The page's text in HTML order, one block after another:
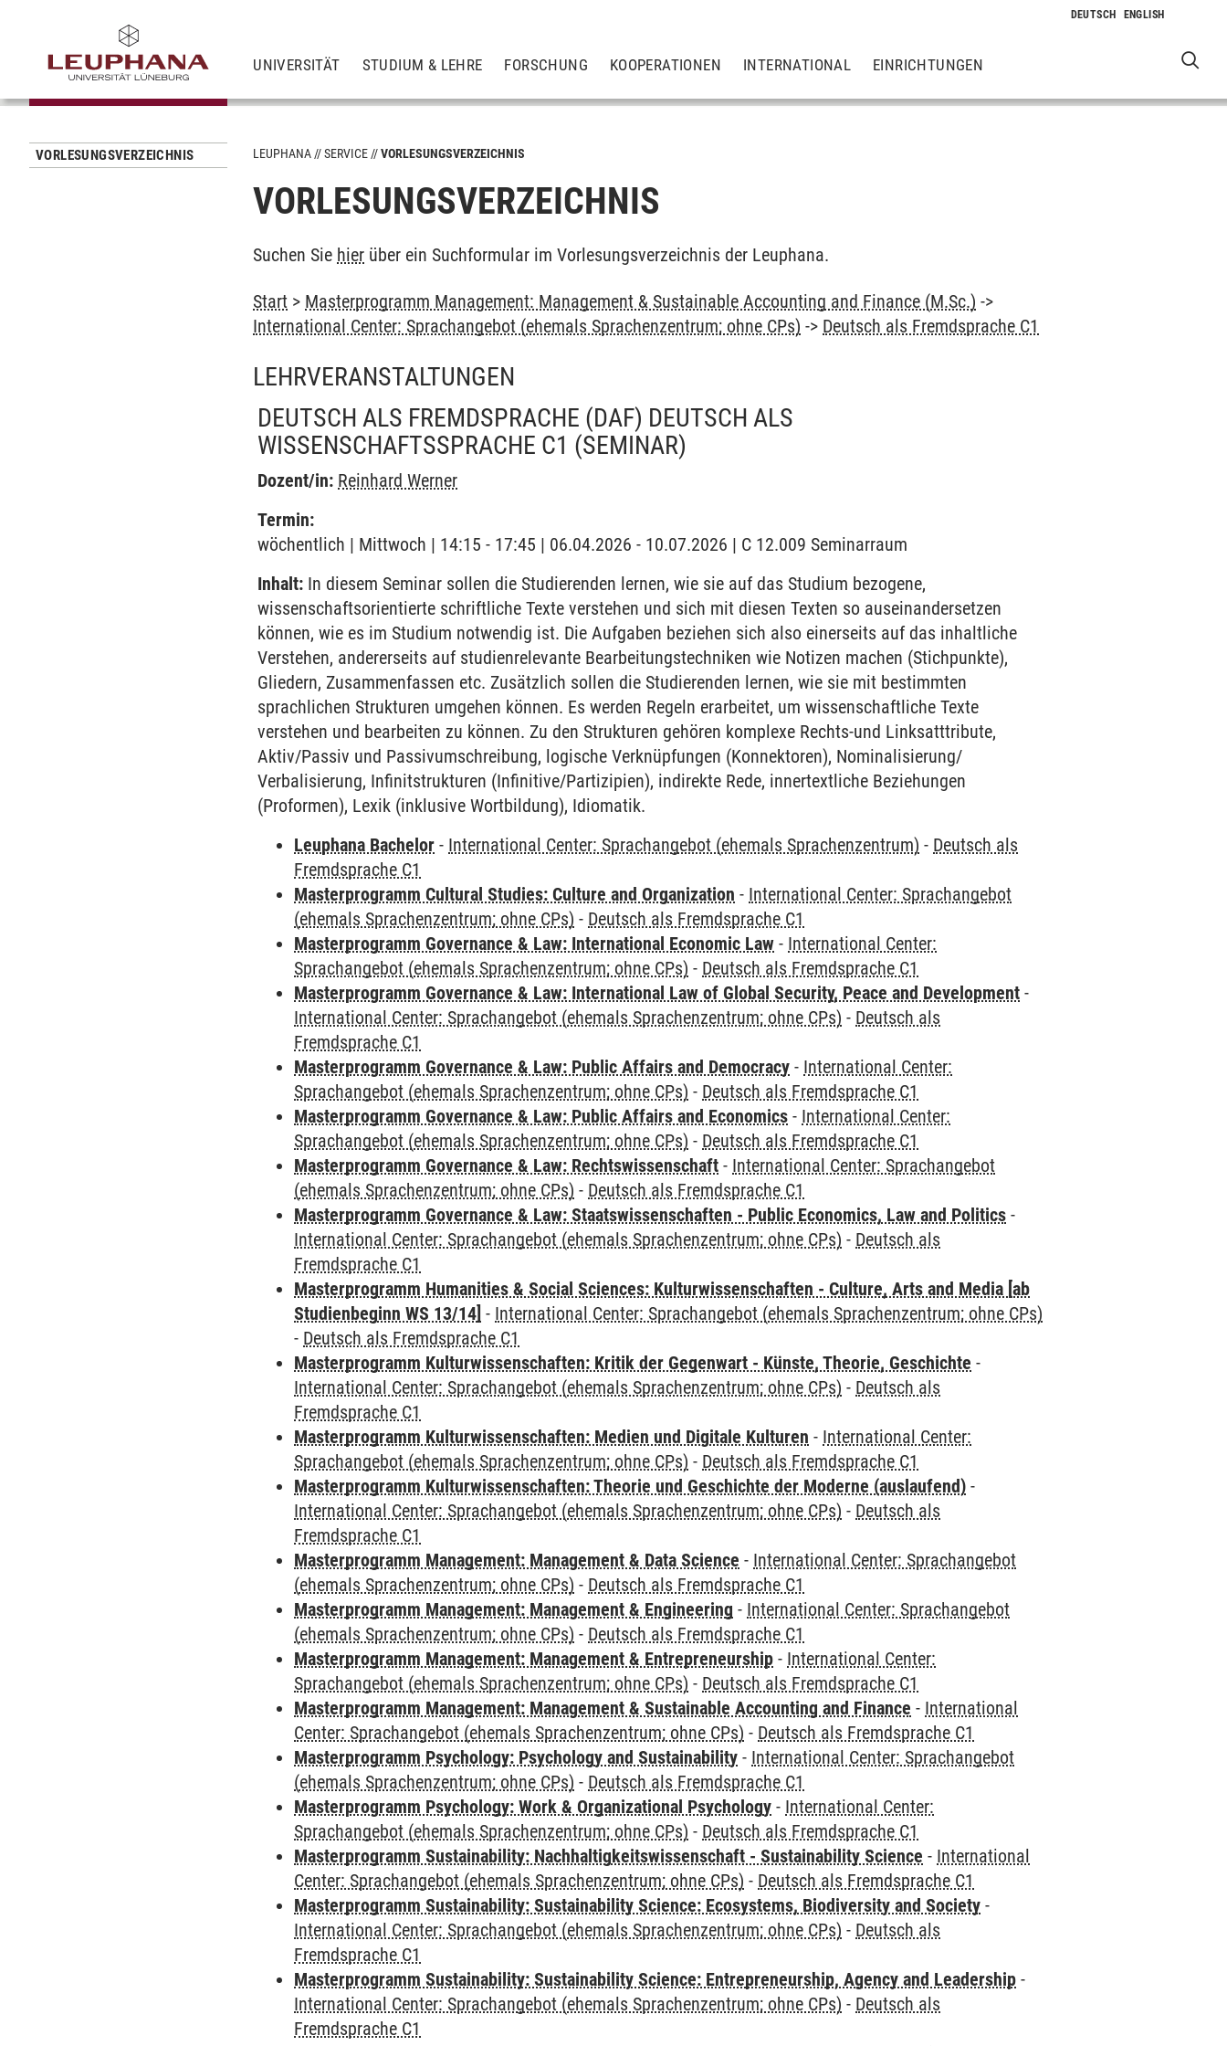
UNIVERSITÄT STUDIUM & LEHRE FORSCHUNG KOOPERATIONEN INTERNATIONAL EINRICHTUNGEN
VORLESUNGSVERZEICHNIS LEUPHANA SERVICE VORLESUNGSVERZEICHNIS
VORLESUNGSVERZEICHNIS
Suchen Sie hier über ein Suchformular im Vorlesungsverzeichnis der Leuphana.
Start > Masterprogramm Management: Management & Sustainable Accounting and Finance (M.Sc.) ->
International Center: Sprachangebot (ehemals Sprachenzentrum; ohne CPs) -> Deutsch als Fremdsprache C1
LEHRVERANSTALTUNGEN
DEUTSCH ALS FREMDSPRACHE (DAF) DEUTSCH ALS
WISSENSCHAFTSSPRACHE C1 (SEMINAR)
Dozent/in: Reinhard Werner
Termin:
wöchentlich | Mittwoch | 14:15 - 17:45 | 06.04.2026 - 10.07.2026 | C 12.009 Seminarraum
Inhalt: In diesem Seminar sollen die Studierenden lernen, wie sie auf das Studium bezogene,
wissenschaftsorientierte schriftliche Texte verstehen und sich mit diesen Texten so auseinandersetzen
können, wie es im Studium notwendig ist. Die Aufgaben beziehen sich also einerseits auf das inhaltliche
Verstehen, andererseits auf studienrelevante Bearbeitungstechniken wie Notizen machen (Stichpunkte),
Gliedern, Zusammenfassen etc. Zusätzlich sollen die Studierenden lernen, wie sie mit bestimmten
sprachlichen Strukturen umgehen können. Es werden Regeln erarbeitet, um wissenschaftliche Texte
verstehen und bearbeiten zu können. Zu den Strukturen gehören komplexe Rechts-und Linksatttribute,
Aktiv/Passiv und Passivumschreibung, logische Verknüpfungen (Konnektoren), Nominalisierung/
Verbalisierung, Infinitstrukturen (Infinitive/Partizipien), indirekte Rede, innertextliche Beziehungen
(Proformen), Lexik (inklusive Wortbildung), Idiomatik.
Leuphana Bachelor - International Center: Sprachangebot (ehemals Sprachenzentrum) - Deutsch als
Fremdsprache C1
Masterprogramm Cultural Studies: Culture and Organization - International Center: Sprachangebot
(ehemals Sprachenzentrum; ohne CPs) - Deutsch als Fremdsprache C1
Masterprogramm Governance & Law: International Economic Law - International Center:
Sprachangebot (ehemals Sprachenzentrum; ohne CPs) - Deutsch als Fremdsprache C1
Masterprogramm Governance & Law: International Law of Global Security, Peace and Development -
International Center: Sprachangebot (ehemals Sprachenzentrum; ohne CPs) - Deutsch als
Fremdsprache C1
Masterprogramm Governance & Law: Public Affairs and Democracy - International Center:
Sprachangebot (ehemals Sprachenzentrum; ohne CPs) - Deutsch als Fremdsprache C1
Masterprogramm Governance & Law: Public Affairs and Economics - International Center:
Sprachangebot (ehemals Sprachenzentrum; ohne CPs) - Deutsch als Fremdsprache C1
Masterprogramm Governance & Law: Rechtswissenschaft - International Center: Sprachangebot
(ehemals Sprachenzentrum; ohne CPs) - Deutsch als Fremdsprache C1
Masterprogramm Governance & Law: Staatswissenschaften - Public Economics, Law and Politics -
International Center: Sprachangebot (ehemals Sprachenzentrum; ohne CPs) - Deutsch als
Fremdsprache C1
Masterprogramm Humanities & Social Sciences: Kulturwissenschaften - Culture, Arts and Media [ab
Studienbeginn WS 13/14] - International Center: Sprachangebot (ehemals Sprachenzentrum; ohne CPs)
- Deutsch als Fremdsprache C1
Masterprogramm Kulturwissenschaften: Kritik der Gegenwart - Künste, Theorie, Geschichte -
International Center: Sprachangebot (ehemals Sprachenzentrum; ohne CPs) - Deutsch als
Fremdsprache C1
Masterprogramm Kulturwissenschaften: Medien und Digitale Kulturen - International Center:
Sprachangebot (ehemals Sprachenzentrum; ohne CPs) - Deutsch als Fremdsprache C1
Masterprogramm Kulturwissenschaften: Theorie und Geschichte der Moderne (auslaufend) -
International Center: Sprachangebot (ehemals Sprachenzentrum; ohne CPs) - Deutsch als
Fremdsprache C1
Masterprogramm Management: Management & Data Science - International Center: Sprachangebot
(ehemals Sprachenzentrum; ohne CPs) - Deutsch als Fremdsprache C1
Masterprogramm Management: Management & Engineering - International Center: Sprachangebot
(ehemals Sprachenzentrum; ohne CPs) - Deutsch als Fremdsprache C1
Masterprogramm Management: Management & Entrepreneurship - International Center:
Sprachangebot (ehemals Sprachenzentrum; ohne CPs) - Deutsch als Fremdsprache C1
Masterprogramm Management: Management & Sustainable Accounting and Finance - International
Center: Sprachangebot (ehemals Sprachenzentrum; ohne CPs) - Deutsch als Fremdsprache C1
Masterprogramm Psychology: Psychology and Sustainability - International Center: Sprachangebot
(ehemals Sprachenzentrum; ohne CPs) - Deutsch als Fremdsprache C1
Masterprogramm Psychology: Work & Organizational Psychology - International Center:
Sprachangebot (ehemals Sprachenzentrum; ohne CPs) - Deutsch als Fremdsprache C1
Masterprogramm Sustainability: Nachhaltigkeitswissenschaft - Sustainability Science - International
Center: Sprachangebot (ehemals Sprachenzentrum; ohne CPs) - Deutsch als Fremdsprache C1
Masterprogramm Sustainability: Sustainability Science: Ecosystems, Biodiversity and Society -
International Center: Sprachangebot (ehemals Sprachenzentrum; ohne CPs) - Deutsch als
Fremdsprache C1
Masterprogramm Sustainability: Sustainability Science: Entrepreneurship, Agency and Leadership -
International Center: Sprachangebot (ehemals Sprachenzentrum; ohne CPs) - Deutsch als
Fremdsprache C1